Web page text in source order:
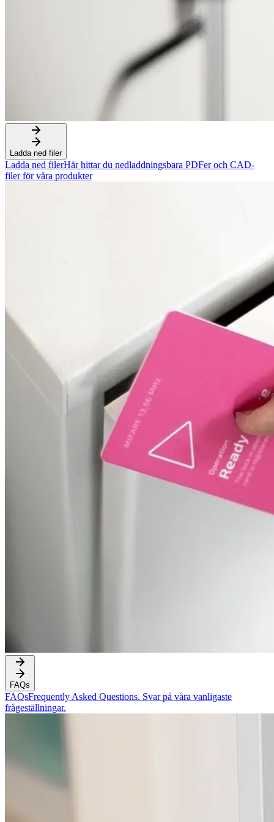
Ladda ned filer
Ladda ned filerHär hittar du nedladdningsbara PDFer och CAD-
filer för våra produkter
FAQs
FAQsFrequently Asked Questions. Svar på våra vanligaste
frågeställningar.